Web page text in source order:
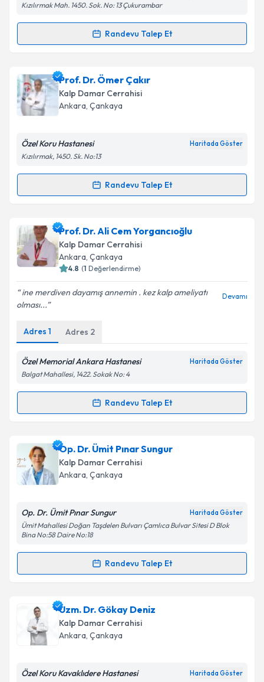
Kişisel verilerimin işlenmesine ilişkinAydınlatma
kapsamda işlenmesini kabul ediyorum.
Takvim Talebini Gönder
Kızılırmak Mah. 1450. Sok. No: 13 Çukurambar
Randevu Talep Et
Randevu Takvimi Talebi
Doç. Dr. Özge Korkmaziçin randevu takvimi talebi
oluşturun. Size bu uzmandan randevu almanız için bir
takvim hazırlandığında e-posta ile bilgilendireceğiz.
Kişisel verilerimin işlenmesine ilişkin
Metni'ni okudum ve kişisel verilerimin belirtilen
Takvim Talebini Gönder
Prof. Dr. Ömer Çakır
Kalp Damar Cerrahisi
Ankara, Çankaya
Özel Koru Hastanesi Haritada Göster
Kızılırmak, 1450. Sk. No:13
Randevu Talep Et
Randevu Takvimi Talebi
Prof. Dr. Ömer Çakıriçin randevu takvimi talebi
oluşturun. Size bu uzmandan randevu almanız için bir
takvim hazırlandığında e-posta ile bilgilendireceğiz.
Kişisel verilerimin işlenmesine ilişkin
Metni'ni okudum ve kişisel verilerimin belirtilen
kapsamda işlenmesini kabul ediyorum.
Takvim Talebini Gönder
Prof. Dr. Ali Cem Yorgancıoğlu
Kalp Damar Cerrahisi
Ankara, Çankaya
4.8 (1 Değerlendirme)
ine merdiven dayamış annemin . kez kalp ameliyatı
olması...
Devamı
Adres 1 Adres 2
Özel Memorial Ankara Hastanesi Haritada Göster
Balgat Mahallesi, 1422. Sokak No: 4
Randevu Talep Et
Randevu Takvimi Talebi
Prof. Dr. Ali Cem Yorgancıoğluiçin randevu takvimi
talebi oluşturun. Size bu uzmandan randevu almanız
için bir takvim hazırlandığında e-posta ile
bilgilendireceğiz.
E-posta Adresiniz
Kişisel verilerimin işlenmesine ilişkin
Metni'ni okudum ve kişisel verilerimin belirtilen
Takvim Talebini Gönder
Op. Dr. Ümit Pınar Sungur
Kalp Damar Cerrahisi
Ankara, Çankaya
Op. Dr. Ümit Pınar Sungur Haritada Göster
Ümit Mahallesi Doğan Taşdelen Bulvarı Çamlıca Bulvar Sitesi D Blok
Bina No:58 Daire No:18
Randevu Talep Et
Randevu Takvimi Talebi
Op. Dr. Ümit Pınar Sunguriçin randevu takvimi
talebi oluşturun. Size bu uzmandan randevu almanız
için bir takvim hazırlandığında e-posta ile
bilgilendireceğiz.
Uzm. Dr. Gökay Deniz
Kalp Damar Cerrahisi
Ankara, Çankaya
Özel Koru Kavaklıdere Hastanesi Haritada Göster